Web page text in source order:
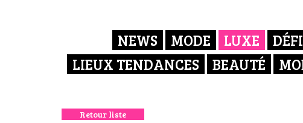
NEWS MODE LUXE
LIEUX TENDANCES
BEAUTÉ
Retour liste